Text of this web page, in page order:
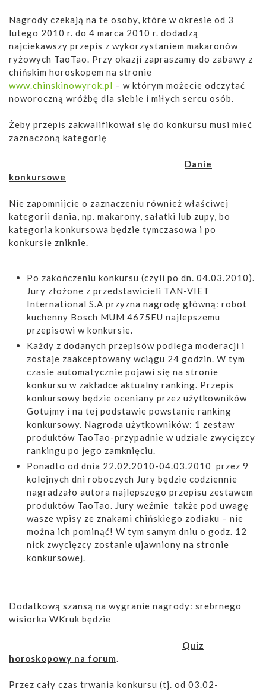
Nagrody czekają na te osoby, które w okresie od 3
lutego 2010 r. do 4 marca 2010 r. dodadzą
najciekawszy przepis z wykorzystaniem makaronów
ryżowych TaoTao. Przy okazji zapraszamy do zabawy z
chińskim horoskopem na stronie
www.chinskinowyrok.pl – w którym możecie odczytać
noworoczną wróżbę dla siebie i miłych sercu osób.
Żeby przepis zakwalifikował się do konkursu musi mieć
zaznaczoną kategorię
Danie
konkursowe
Nie zapomnijcie o zaznaczeniu również właściwej
kategorii dania, np. makarony, sałatki lub zupy, bo
kategoria konkursowa będzie tymczasowa i po
konkursie zniknie.
Po zakończeniu konkursu (czyli po dn. 04.03.2010).
Jury złożone z przedstawicieli TAN-VIET
International S.A przyzna nagrodę główną: robot
kuchenny Bosch MUM 4675EU najlepszemu
przepisowi w konkursie.
Każdy z dodanych przepisów podlega moderacji i
zostaje zaakceptowany wciągu 24 godzin. W tym
czasie automatycznie pojawi się na stronie
konkursu w zakładce aktualny ranking. Przepis
konkursowy będzie oceniany przez użytkowników
Gotujmy i na tej podstawie powstanie ranking
konkursowy. Nagroda użytkowników: 1 zestaw
produktów TaoTao-przypadnie w udziale zwycięzcy
rankingu po jego zamknięciu.
Ponadto od dnia 22.02.2010-04.03.2010 przez 9
kolejnych dni roboczych Jury będzie codziennie
nagradzało autora najlepszego przepisu zestawem
produktów TaoTao. Jury weźmie także pod uwagę
wasze wpisy ze znakami chińskiego zodiaku – nie
można ich pominąć! W tym samym dniu o godz. 12
nick zwycięzcy zostanie ujawniony na stronie
konkursowej.
Dodatkową szansą na wygranie nagrody: srebrnego
wisiorka WKruk będzie
Quiz
horoskopowy na forum.
Przez cały czas trwania konkursu (tj. od 03.02-